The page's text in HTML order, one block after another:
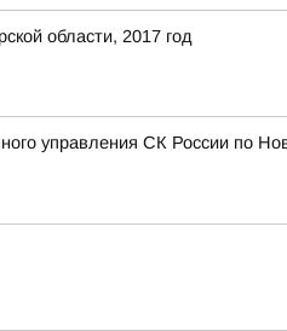
области, 2017 год
управления СК России по